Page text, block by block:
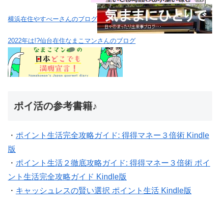
横浜在住やすべーさんのブログ
2022年は!?仙台在住なまこマンさんのブログ
ポイ活の参考書籍♪
・ ポイント生活完全攻略ガイド: 得得マネー３倍術 Kindle
版
・ ポイント生活２徹底攻略ガイド: 得得マネー３倍術 ポイ
ント生活完全攻略ガイド Kindle版
・ キャッシュレスの賢い選択 ポイント生活 Kindle版